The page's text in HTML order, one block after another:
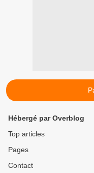
Hébergé par Overblog
Top articles
Pages
Contact